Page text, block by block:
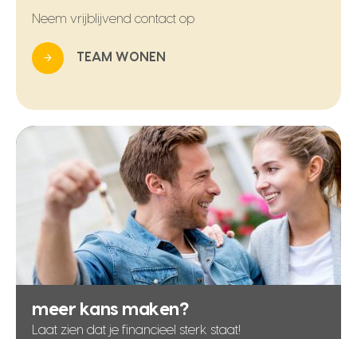
Neem vrijblijvend contact op
TEAM WONEN
meer kans maken?
Laat zien dat je financieel sterk staat!